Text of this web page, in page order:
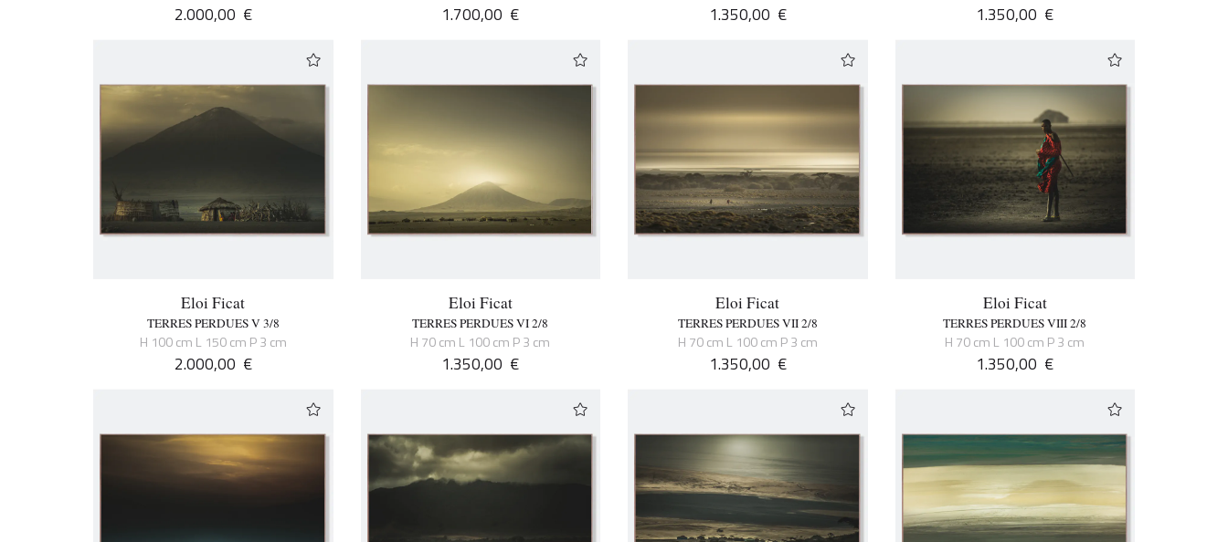
2.000,00 € 1.700,00 € 1.350,00 € 1.350,00 €
Eloi Ficat
TERRES PERDUES V 3/8
H 100 cm L 150 cm P 3 cm
2.000,00 €
Eloi Ficat
TERRES PERDUES VI 2/8
H 70 cm L 100 cm P 3 cm
1.350,00 €
Eloi Ficat
TERRES PERDUES VII 2/8
H 70 cm L 100 cm P 3 cm
1.350,00 €
Eloi Ficat
TERRES PERDUES VIII 2/8
H 70 cm L 100 cm P 3 cm
1.350,00 €